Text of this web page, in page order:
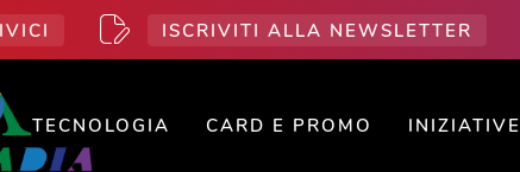
ISCRIVITI ALLA NEWSLETTER
TECNOLOGIA CARD E PROMO INIZIATIVE